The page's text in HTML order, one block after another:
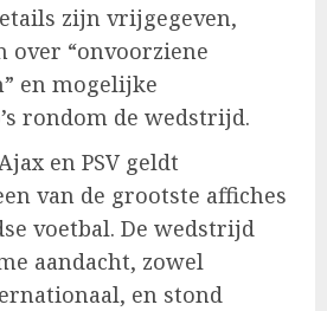
zijn vrijgegeven,
over “onvoorziene
en mogelijke
rondom de wedstrijd.
en PSV geldt
van de grootste affiches
voetbal. De wedstrijd
aandacht, zowel
en stond